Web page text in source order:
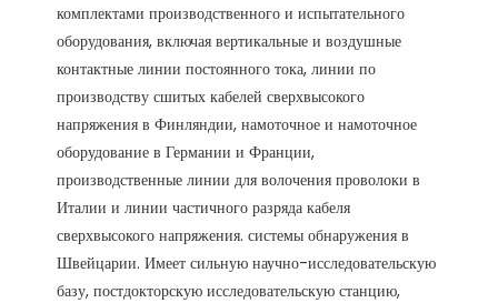
комплектами производственного и испытательного
оборудования, включая вертикальные и воздушные
контактные линии постоянного тока, линии по
производству сшитых кабелей сверхвысокого
напряжения в Финляндии, намоточное и намоточное
оборудование в Германии и Франции,
производственные линии для волочения проволоки в
Италии и линии частичного разряда кабеля
сверхвысокого напряжения. системы обнаружения в
Швейцарии. Имеет сильную научно-исследовательскую
базу, постдокторскую исследовательскую станцию,